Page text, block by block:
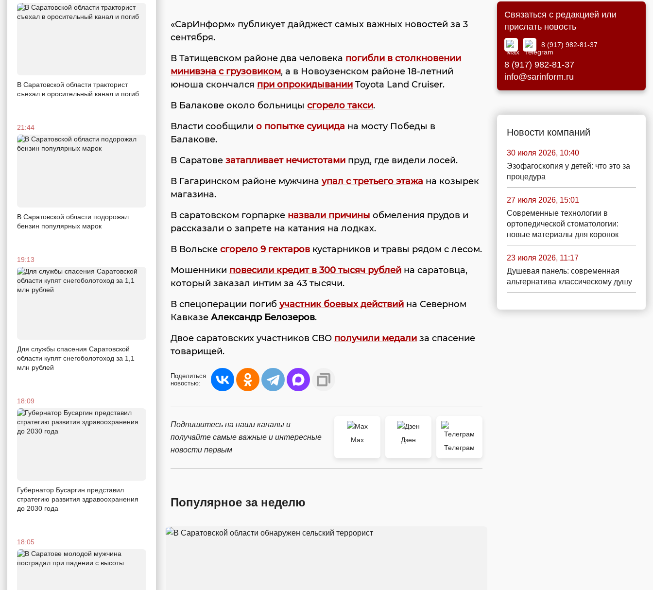
В Саратовской области тракторист
съехал в оросительный канал и погиб
21:44
В Саратовской области подорожал
бензин популярных марок
19:13
Для службы спасения Саратовской
области купят снегоболотоход за 1,1
млн рублей
18:09
Губернатор Бусаргин представил
стратегию развития здравоохранения
до 2030 года
18:05
«СарИнформ» публикует дайджест самых важных новостей за 3
сентября.
В Татищевском районе два человека погибли в столкновении
минивэна с грузовиком, а в Новоузенском районе 18-летний
юноша скончался при опрокидывании Toyota Land Cruiser.
В Балакове около больницы сгорело такси.
Власти сообщили о попытке суицида на мосту Победы в
Балакове.
В Саратове затапливает нечистотами пруд, где видели лосей.
В Гагаринском районе мужчина упал с третьего этажа на козырек
магазина.
В саратовском горпарке назвали причины обмеления прудов и
рассказали о запрете на катания на лодках.
В Вольске сгорело 9 гектаров кустарников и травы рядом с лесом.
Мошенники повесили кредит в 300 тысяч рублей на саратовца,
который заказал интим за 43 тысячи.
В спецоперации погиб участник боевых действий на Северном
Кавказе Александр Белозеров.
Двое саратовских участников СВО получили медали за спасение
товарищей.
Поделиться
новостью:
Подпишитесь на наши каналы и
получайте самые важные и интересные
новости первым
Max
Дзен
Телеграм
Популярное за неделю
Связаться с редакцией или
прислать новость
8 (917) 982-81-37
8 (917) 982-81-37
info@sarinform.ru
Новости компаний
30 июля 2026, 10:40
Эзофагоскопия у детей: что это за
процедура
27 июля 2026, 15:01
Современные технологии в
ортопедической стоматологии:
новые материалы для коронок
23 июля 2026, 11:17
Душевая панель: современная
альтернатива классическому душу